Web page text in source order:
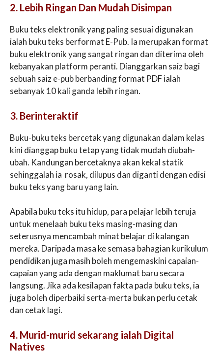
2. Lebih Ringan Dan Mudah Disimpan
Buku teks elektronik yang paling sesuai digunakan
ialah buku teks berformat E-Pub. Ia merupakan format
buku elektronik yang sangat ringan dan diterima oleh
kebanyakan platform peranti. Dianggarkan saiz bagi
sebuah saiz e-pub berbanding format PDF ialah
sebanyak 10 kali ganda lebih ringan.
3. Berinteraktif
Buku-buku teks bercetak yang digunakan dalam kelas
kini dianggap buku tetap yang tidak mudah diubah-
ubah. Kandungan bercetaknya akan kekal statik
sehinggalah ia rosak, dilupus dan diganti dengan edisi
buku teks yang baru yang lain.
Apabila buku teks itu hidup, para pelajar lebih teruja
untuk menelaah buku teks masing-masing dan
seterusnya mencambah minat belajar di kalangan
mereka. Daripada masa ke semasa bahagian kurikulum
pendidikan juga masih boleh mengemaskini capaian-
capaian yang ada dengan maklumat baru secara
langsung. Jika ada kesilapan fakta pada buku teks, ia
juga boleh diperbaiki serta-merta bukan perlu cetak
dan cetak lagi.
4. Murid-murid sekarang ialah Digital
Natives